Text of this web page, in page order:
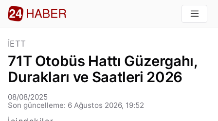
İETT
71T Otobüs Hattı Güzergahı,
Durakları ve Saatleri 2026
08/08/2025
Son güncelleme: 6 Ağustos 2026, 19:52